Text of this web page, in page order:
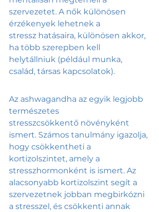
szervezetet. A nők különösen
érzékenyek lehetnek a
stressz hatásaira, különösen akkor,
ha több szerepben kell
helytállniuk (például munka,
család, társas kapcsolatok).
Az ashwagandha az egyik legjobb
természetes
stresszcsökkentő növényként
ismert. Számos tanulmány igazolja,
hogy csökkentheti a
kortizolszintet, amely a
stresszhormonként is ismert. Az
alacsonyabb kortizolszint segít a
szervezetnek jobban megbirkózni
a stresszel, és csökkenti annak